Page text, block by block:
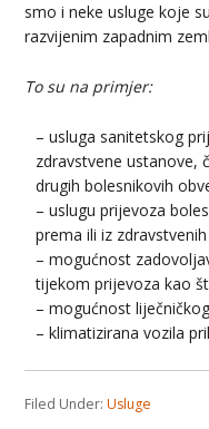
smo i neke usluge koje
razvijenim zapadnim
To su na primjer:
– usluga sanitetskog
zdravstvene ustanove,
drugih bolesnikovih
– uslugu prijevoza
prema ili iz
– mogućnost
tijekom prijevoza kao
– mogućnost
– klimatizirana vozila
Filed Under:Usluge